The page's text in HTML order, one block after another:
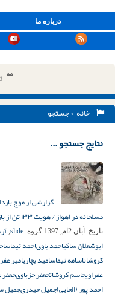
درباره ما
خانه > جستجو
نتایج جستجو ...
گزارشی از موج
مسلحانه در اهواز / هویت ۱۳۳ تن از بازداشت‌شدگان
تاریخ: آبان 2ام, 1397 گروه: slide
,
ابوشعلان ساکىاحمد باوىاحمد تیماس
کروشاتاسامه تیماسامید بچاریامیر
عفراویجاسم کروشاتجعفر حزباوىجعفر
احمد پور (الحایى)جمیل حیدرىجمیل